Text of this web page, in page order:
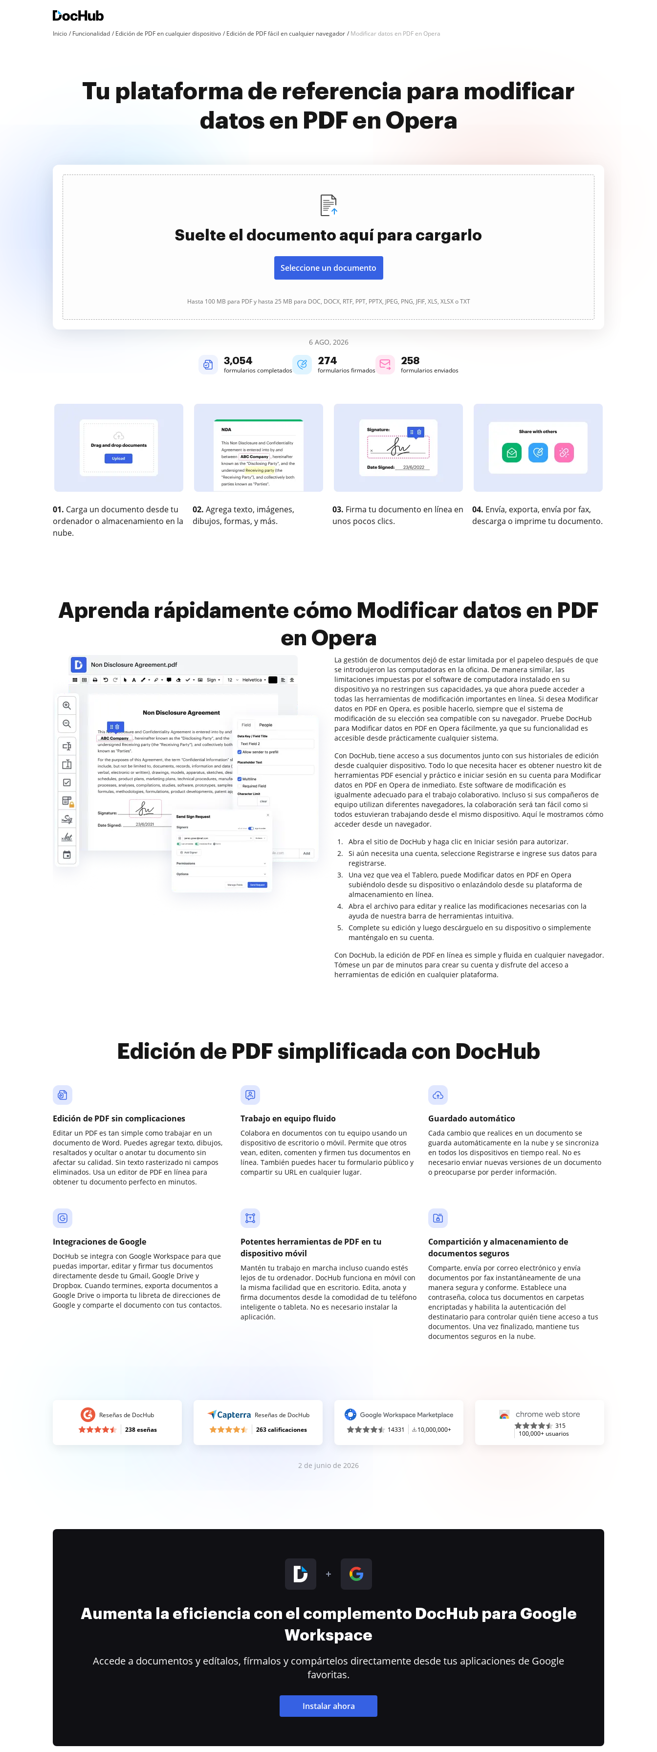
Inicio Funcionalidad Edición de PDF en cualquier dispositivo Edición de PDF fácil en cualquier navegador Modificar datos en PDF en Opera
Tu plataforma de referencia para modificar
datos en PDF en Opera
Suelte el documento aquí para cargarlo
Seleccione un documento
Hasta 100 MB para PDF y hasta 25 MB para DOC, DOCX, RTF, PPT, PPTX, JPEG, PNG, JFIF, XLS, XLSX o TXT
6 AGO, 2026
3,054
formularios completados
274
formularios firmados
258
formularios enviados
01. Carga un documento desde tu
ordenador o almacenamiento en la
nube.
02. Agrega texto, imágenes,
dibujos, formas, y más.
03. Firma tu documento en línea en
unos pocos clics.
04. Envía, exporta, envía por fax,
descarga o imprime tu documento.
Aprenda rápidamente cómo Modificar datos en PDF
en Opera
La gestión de documentos dejó de estar limitada por el papeleo después de que
se introdujeron las computadoras en la oficina. De manera similar, las
limitaciones impuestas por el software de computadora instalado en su
dispositivo ya no restringen sus capacidades, ya que ahora puede acceder a
todas las herramientas de modificación importantes en línea. Si desea Modificar
datos en PDF en Opera, es posible hacerlo, siempre que el sistema de
modificación de su elección sea compatible con su navegador. Pruebe DocHub
para Modificar datos en PDF en Opera fácilmente, ya que su funcionalidad es
accesible desde prácticamente cualquier sistema.
Con DocHub, tiene acceso a sus documentos junto con sus historiales de edición
desde cualquier dispositivo. Todo lo que necesita hacer es obtener nuestro kit de
herramientas PDF esencial y práctico e iniciar sesión en su cuenta para Modificar
datos en PDF en Opera de inmediato. Este software de modificación es
igualmente adecuado para el trabajo colaborativo. Incluso si sus compañeros de
equipo utilizan diferentes navegadores, la colaboración será tan fácil como si
todos estuvieran trabajando desde el mismo dispositivo. Aquí le mostramos cómo
acceder desde un navegador.
Abra el sitio de DocHub y haga clic en Iniciar sesión para autorizar.
Si aún necesita una cuenta, seleccione Registrarse e ingrese sus datos para
registrarse.
Una vez que vea el Tablero, puede Modificar datos en PDF en Opera
subiéndolo desde su dispositivo o enlazándolo desde su plataforma de
almacenamiento en línea.
Abra el archivo para editar y realice las modificaciones necesarias con la
ayuda de nuestra barra de herramientas intuitiva.
Complete su edición y luego descárguelo en su dispositivo o simplemente
manténgalo en su cuenta.
Con DocHub, la edición de PDF en línea es simple y fluida en cualquier navegador.
Tómese un par de minutos para crear su cuenta y disfrute del acceso a
herramientas de edición en cualquier plataforma.
Edición de PDF simplificada con DocHub
Edición de PDF sin complicaciones
Editar un PDF es tan simple como trabajar en un
documento de Word. Puedes agregar texto, dibujos,
resaltados y ocultar o anotar tu documento sin
afectar su calidad. Sin texto rasterizado ni campos
eliminados. Usa un editor de PDF en línea para
obtener tu documento perfecto en minutos.
Trabajo en equipo fluido
Colabora en documentos con tu equipo usando un
dispositivo de escritorio o móvil. Permite que otros
vean, editen, comenten y firmen tus documentos en
línea. También puedes hacer tu formulario público y
compartir su URL en cualquier lugar.
Guardado automático
Cada cambio que realices en un documento se
guarda automáticamente en la nube y se sincroniza
en todos los dispositivos en tiempo real. No es
necesario enviar nuevas versiones de un documento
o preocuparse por perder información.
Integraciones de Google
DocHub se integra con Google Workspace para que
puedas importar, editar y firmar tus documentos
directamente desde tu Gmail, Google Drive y
Dropbox. Cuando termines, exporta documentos a
Google Drive o importa tu libreta de direcciones de
Google y comparte el documento con tus contactos.
Potentes herramientas de PDF en tu
dispositivo móvil
Mantén tu trabajo en marcha incluso cuando estés
lejos de tu ordenador. DocHub funciona en móvil con
la misma facilidad que en escritorio. Edita, anota y
firma documentos desde la comodidad de tu teléfono
inteligente o tableta. No es necesario instalar la
aplicación.
Compartición y almacenamiento de
documentos seguros
Comparte, envía por correo electrónico y envía
documentos por fax instantáneamente de una
manera segura y conforme. Establece una
contraseña, coloca tus documentos en carpetas
encriptadas y habilita la autenticación del
destinatario para controlar quién tiene acceso a tus
documentos. Una vez finalizado, mantiene tus
documentos seguros en la nube.
Reseñas de DocHub
238 eseñas
Reseñas de DocHub
263 calificaciones
14331 10,000,000+
315
100,000+ usuarios
2 de junio de 2026
Aumenta la eficiencia con el complemento DocHub para Google
Workspace
Accede a documentos y edítalos, fírmalos y compártelos directamente desde tus aplicaciones de Google
favoritas.
Instalar ahora